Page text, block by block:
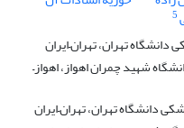
5
تهران، تهران–ایران
شهید چمران اهواز، اهواز–
دانشگاه تهران، تهران–ایران